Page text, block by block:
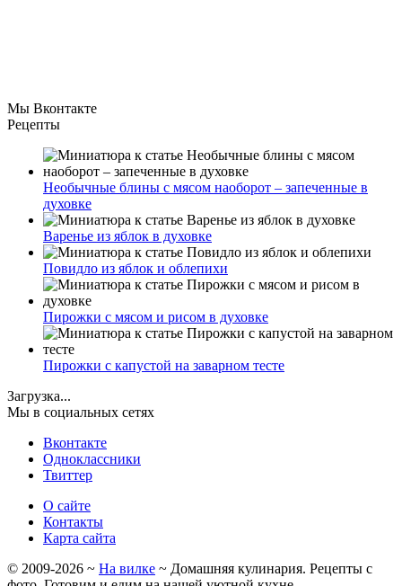
Мы Вконтакте
Рецепты
Необычные блины с мясом наоборот – запеченные в
духовке
Варенье из яблок в духовке
Повидло из яблок и облепихи
Пирожки с мясом и рисом в духовке
Пирожки с капустой на заварном тесте
Загрузка...
Мы в социальных сетях
Вконтакте
Одноклассники
Твиттер
О сайте
Контакты
Карта сайта
© 2009-2026 ~ На вилке ~ Домашняя кулинария. Рецепты с